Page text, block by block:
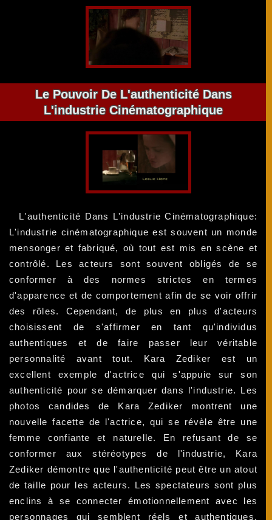
Le Pouvoir De L'authenticité Dans
L'industrie Cinématographique
L'authenticité Dans L'industrie Cinématographique:
L'industrie cinématographique est souvent un monde
mensonger et fabriqué, où tout est mis en scène et
contrôlé. Les acteurs sont souvent obligés de se
conformer à des normes strictes en termes
d'apparence et de comportement afin de se voir offrir
des rôles. Cependant, de plus en plus d'acteurs
choisissent de s'affirmer en tant qu'individus
authentiques et de faire passer leur véritable
personnalité avant tout. Kara Zediker est un
excellent exemple d'actrice qui s'appuie sur son
authenticité pour se démarquer dans l'industrie. Les
photos candides de Kara Zediker montrent une
nouvelle facette de l'actrice, qui se révèle être une
femme confiante et naturelle. En refusant de se
conformer aux stéréotypes de l'industrie, Kara
Zediker démontre que l'authenticité peut être un atout
de taille pour les acteurs. Les spectateurs sont plus
enclins à se connecter émotionnellement avec les
personnages qui semblent réels et authentiques,